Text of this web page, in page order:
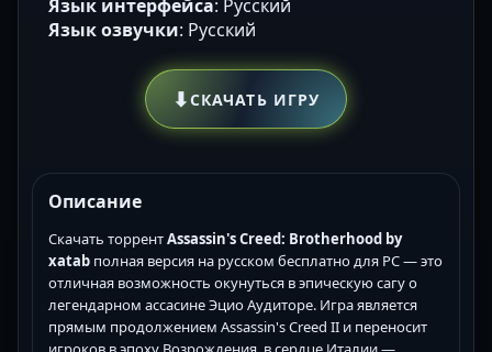
Язык интерфейса: Русский
Язык озвучки: Русский
⬇СКАЧАТЬ ИГРУ
Описание
Скачать торрентAssassin's Creed: Brotherhood by
xatab полная версия на русском бесплатно для PC — это
отличная возможность окунуться в эпическую сагу о
легендарном ассасине Эцио Аудиторе. Игра является
прямым продолжением Assassin's Creed II и переносит